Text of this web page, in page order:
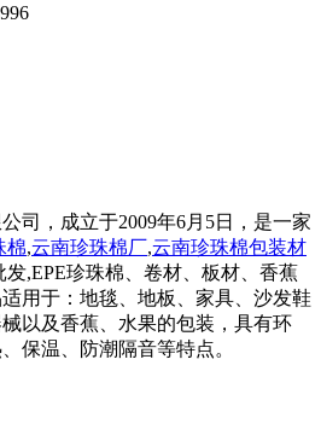
司，成立于2009年6月5日，是一家
棉,云南珍珠棉厂,云南珍珠棉包装材
,EPE珍珠棉、卷材、板材、香蕉
用于：地毯、地板、家具、沙发鞋
以及香蕉、水果的包装，具有环
保温、防潮隔音等特点。